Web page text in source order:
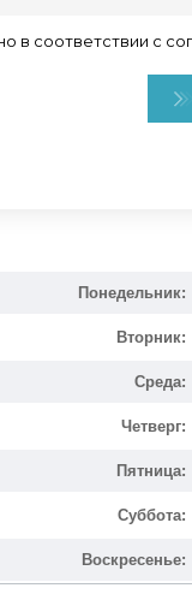
Понедельник:
Вторник:
Среда:
Четверг:
Пятница:
Суббота:
Воскресенье: